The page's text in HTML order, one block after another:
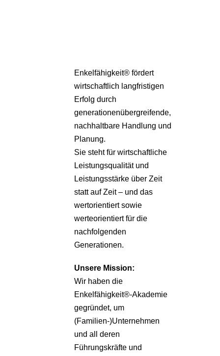
Enkelfähigkeit® fördert
wirtschaftlich langfristigen
Erfolg durch
generationenübergreifende,
nachhaltbare Handlung und
Planung.
Sie steht für wirtschaftliche
Leistungsqualität und
Leistungsstärke über Zeit
statt auf Zeit – und das
wertorientiert sowie
werteorientiert für die
nachfolgenden
Generationen.
Unsere Mission:
Wir haben die
Enkelfähigkeit®-Akademie
gegründet, um
(Familien-)Unternehmen
und all deren
Führungskräfte und